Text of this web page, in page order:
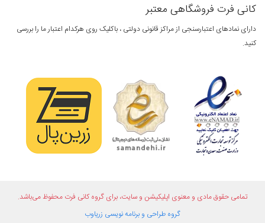
کانی فرت فروشگاهی معتبر
دارای نمادهای اعتبارسنجی از مراکز قانونی دولتی ، باکلیک روی هرکدام اعتبار ما را بررسی
کنید.
تمامی حقوق مادی و معنوی اپلیکیشن و سایت، برای گروه کانی فرت محفوظ می‌باشد.
گروه طراحی و برنامه نویسی زریاوب